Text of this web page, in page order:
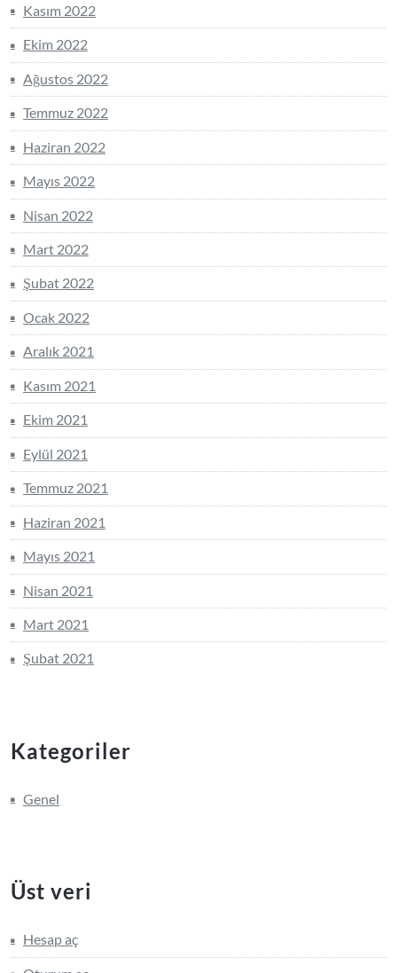
Kasım 2022
Ekim 2022
Ağustos 2022
Temmuz 2022
Haziran 2022
Mayıs 2022
Nisan 2022
Mart 2022
Şubat 2022
Ocak 2022
Aralık 2021
Kasım 2021
Ekim 2021
Eylül 2021
Temmuz 2021
Haziran 2021
Mayıs 2021
Nisan 2021
Mart 2021
Şubat 2021
Kategoriler
Genel
Üst veri
Hesap aç